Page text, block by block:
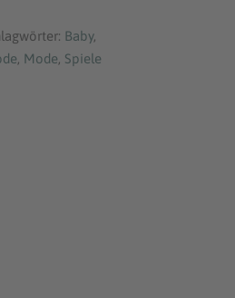
Baby,
, Mode, Spiele